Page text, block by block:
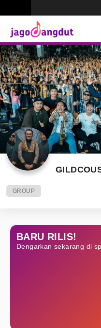
GROUP
BARU RILIS!
Dengarkan sekarang di